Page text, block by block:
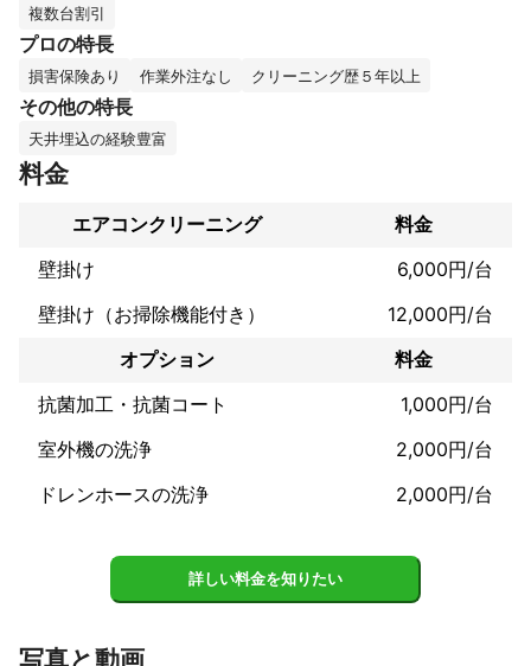
・富士通ノクリアXシリーズ
その他、水回り清掃も行っています。
お気軽にお問い合わせ
お待ちしています。
これまでの実績
クリーニング歴は５年以上です。
・家庭用エアコンは年間で大体１８０台
お掃除機能付き　　    １００台前後
・業務用エアコンは年間３０台前後を
分解清掃しています。
天カセ４方向　　　天吊りエアコン
天カセ１方向
その他、水回り清掃も行っていますので
・電気工事士の国家資格
を所持しています。
いざという時も安心です。
複数台割引
プロの特長
損害保険あり 作業外注なし クリーニング歴５年以上
その他の特長
天井埋込の経験豊富
料金
エアコンクリーニング
料金
壁掛け
6,000円/台
壁掛け（お掃除機能付き）
12,000円/台
オプション
料金
抗菌加工・抗菌コート
1,000円/台
室外機の洗浄
2,000円/台
ドレンホースの洗浄
2,000円/台
詳しい料金を知りたい
写真と動画